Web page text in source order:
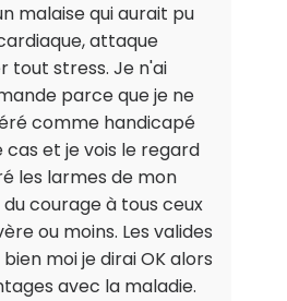
malaise qui aurait pu
attaque
tout stress. Je n'ai
parce que je ne
comme handicapé
cas et je vois le regard
les larmes de mon
courage à tous ceux
ou moins. Les valides
moi je dirai OK alors
avec la maladie.